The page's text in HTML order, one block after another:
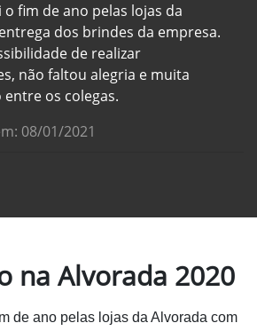
fim de ano pelas lojas da
dos brindes da empresa.
de realizar
não faltou alegria e muita
os colegas.
08/01/2021
na Alvorada 2020
de ano pelas lojas da Alvorada com